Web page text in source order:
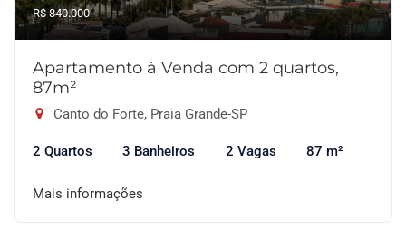
R$ 840.000
Apartamento à Venda com 2 quartos,
87m²
Canto do Forte, Praia Grande-SP
2 Quartos 3 Banheiros 2 Vagas 87 m²
Mais informações